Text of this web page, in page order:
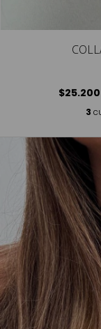
$25.200
3